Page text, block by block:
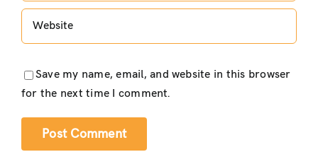
Save my name, email, and website in this browser
for the next time I comment.